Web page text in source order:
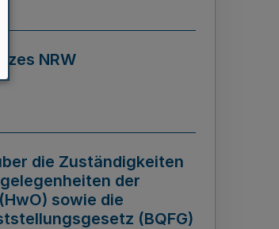
NRW
die Zuständigkeiten
der
sowie die
(BQFG)